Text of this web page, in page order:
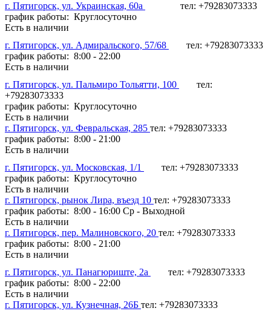
г. Пятигорск, ул. Украинская, 60а
тел: +79283073333
график работы: Круглосуточно
Есть в наличии
г. Пятигорск, ул. Адмиральского, 57/68
тел: +79283073333
график работы: 8:00 - 22:00
Есть в наличии
г. Пятигорск, ул. Пальмиро Тольятти, 100
тел:
+79283073333
график работы: Круглосуточно
Есть в наличии
г. Пятигорск, ул. Февральская, 285 тел: +79283073333
график работы: 8:00 - 21:00
Есть в наличии
г. Пятигорск, ул. Московская, 1/1
тел: +79283073333
график работы: Круглосуточно
Есть в наличии
г. Пятигорск, рынок Лира, въезд 10 тел: +79283073333
график работы: 8:00 - 16:00 Ср - Выходной
Есть в наличии
г. Пятигорск, пер. Малиновского, 20 тел: +79283073333
график работы: 8:00 - 21:00
Есть в наличии
г. Пятигорск, ул. Панагюриште, 2а
тел: +79283073333
график работы: 8:00 - 22:00
Есть в наличии
г. Пятигорск, ул. Кузнечная, 26Б тел: +79283073333